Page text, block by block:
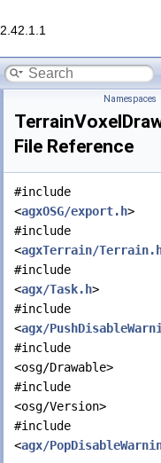
2.42.1.1
Namespaces
File Reference
#include
<agxOSG/export.h>
#include
<agxTerrain/
#include
<agx/Task.h>
#include
<agx/
#include
<osg/Drawable>
#include
<osg/Version>
#include
<agx/